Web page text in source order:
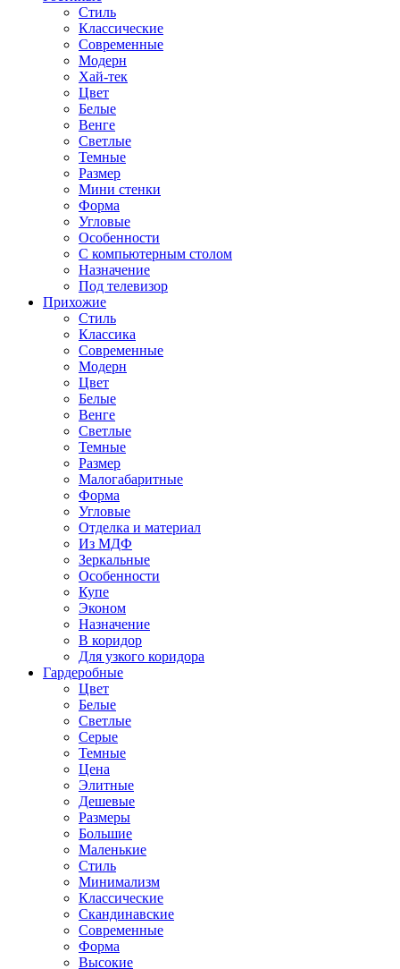
Стиль
Классические
Современные
Модерн
Хай-тек
Цвет
Белые
Венге
Светлые
Темные
Размер
Мини стенки
Форма
Угловые
Особенности
С компьютерным столом
Назначение
Под телевизор
Прихожие
Стиль
Классика
Современные
Модерн
Цвет
Белые
Венге
Светлые
Темные
Размер
Малогабаритные
Форма
Угловые
Отделка и материал
Из МДФ
Зеркальные
Особенности
Купе
Эконом
Назначение
В коридор
Для узкого коридора
Гардеробные
Цвет
Белые
Светлые
Серые
Темные
Цена
Элитные
Дешевые
Размеры
Большие
Маленькие
Стиль
Минимализм
Классические
Скандинавские
Современные
Форма
Высокие